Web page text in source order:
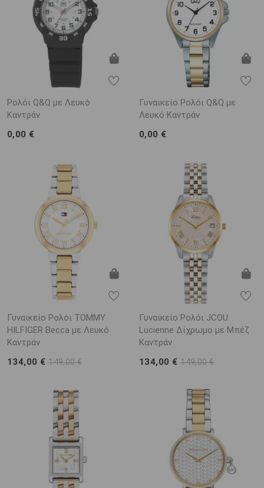
Ρολόι Q&Q με Λευκό
Καντράν
0,00 €
Γυναικείο Ρολόι Q&Q με
Λευκό Καντράν
0,00 €
Γυναικείο Ρολόι TOMMY
HILFIGER Becca με Λευκό
Καντράν
134,00 €149,00 €
Γυναικείο Ρολόι JCOU
Lucienne Δίχρωμο με Μπέζ
Καντράν
134,00 €149,00 €